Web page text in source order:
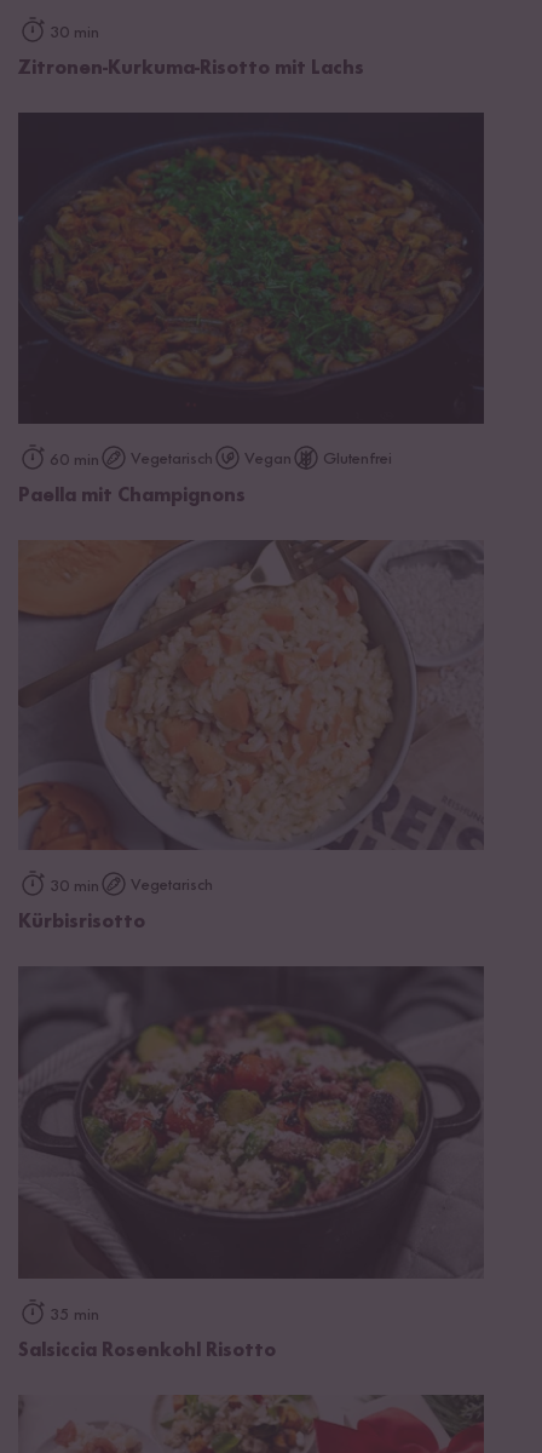
30 min
Zitronen-Kurkuma-Risotto mit Lachs
60 min Vegetarisch Vegan Glutenfrei
Paella mit Champignons
30 min Vegetarisch
Kürbisrisotto
35 min
Salsiccia Rosenkohl Risotto